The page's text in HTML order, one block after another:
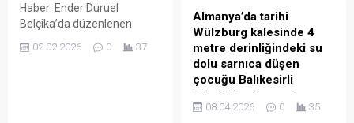
Haber: Ender Duruel
Belçika’da düzenlenen
Brezilya Jiu-Jitsusu (BJJ)
02.02.2026 0 37
Almanya’da tarihi
Wülzburg kalesinde 4
metre derinliğindeki su
dolu sarnıca düşen
çocuğu Balıkesirli
Gündoğan kurtardı
(WİESSENBURG) –
08.04.2026 0 35